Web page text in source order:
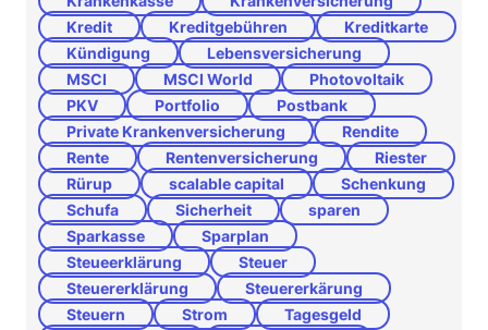
Kredit
Kreditgebühren
Kreditkarte
Kündigung
Lebensversicherung
MSCI
MSCI World
Photovoltaik
PKV
Portfolio
Postbank
Private Krankenversicherung
Rendite
Rente
Rentenversicherung
Riester
Rürup
scalable capital
Schenkung
Schufa
Sicherheit
sparen
Sparkasse
Sparplan
Steueerklärung
Steuer
Steuererklärung
Steuererkärung
Steuern
Strom
Tagesgeld